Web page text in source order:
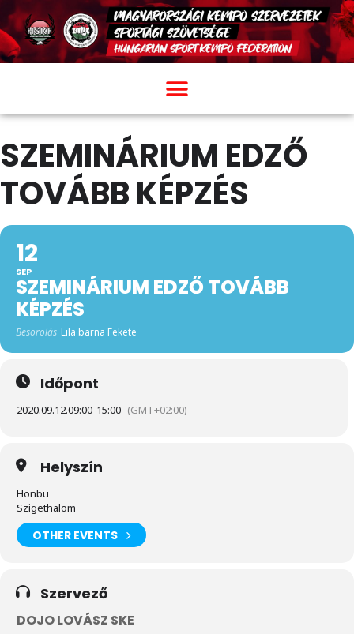
SZEMINÁRIUM EDZŐ
TOVÁBB KÉPZÉS
12
SEP
SZEMINÁRIUM EDZŐ TOVÁBB
KÉPZÉS
Besorolás Lila barna Fekete
Időpont
2020.09.12.09:00-15:00 (GMT+02:00)
Helyszín
Honbu
Szigethalom
OTHER EVENTS
Szervező
DOJO LOVÁSZ SKE